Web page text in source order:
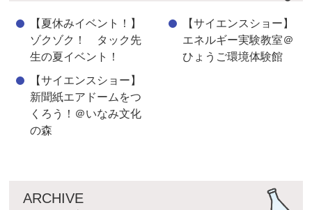
【夏休みイベント！】
ゾクゾク！ タック先
生の夏イベント！
【サイエンスショー】
エネルギー実験教室＠
ひょうご環境体験館
【サイエンスショー】
新聞紙エアドームをつ
くろう！＠いなみ文化
の森
ARCHIVE